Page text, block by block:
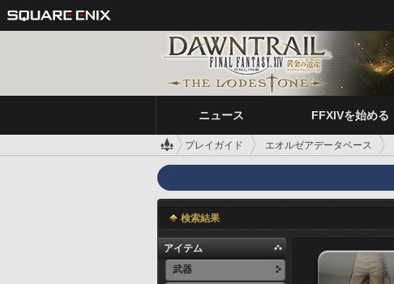
ニュース FFXIVを始める
プレイガイド エオルゼアデータベース
検索結果
アイテム
武器